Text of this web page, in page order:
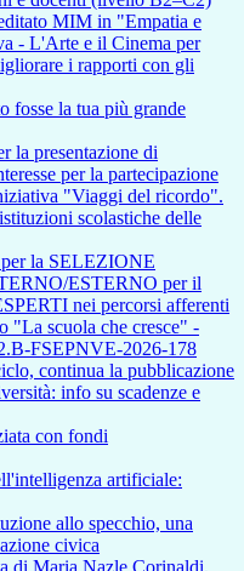
MIM in "Empatia e
- L'Arte e il Cinema per
i rapporti con gli
fosse la tua più grande
la presentazione di
per la partecipazione
"Viaggi del ricordo".
scolastiche delle
la SELEZIONE
ESTERNO per il
nei percorsi afferenti
"La scuola che cresce" -
FSEPNVE-2026-178
continua la pubblicazione
info su scadenze e
con fondi
artificiale:
allo specchio, una
civica